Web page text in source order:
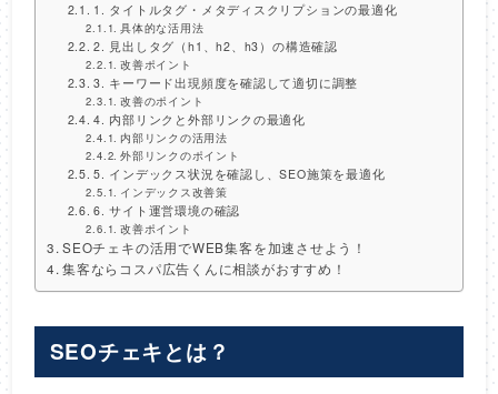
1. タイトルタグ・メタディスクリプションの最適化
具体的な活用法
2. 見出しタグ（h1、h2、h3）の構造確認
改善ポイント
3. キーワード出現頻度を確認して適切に調整
改善のポイント
4. 内部リンクと外部リンクの最適化
内部リンクの活用法
外部リンクのポイント
5. インデックス状況を確認し、SEO施策を最適化
インデックス改善策
6. サイト運営環境の確認
改善ポイント
SEOチェキの活用でWEB集客を加速させよう！
集客ならコスパ広告くんに相談がおすすめ！
SEOチェキとは？